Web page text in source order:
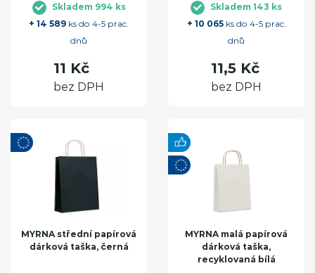
Skladem 994 ks
+ 14 589 ks do 4-5 prac.
dnů
11 Kč
bez DPH
Skladem 143 ks
+ 10 065ks do 4-5 prac.
dnů
11,5 Kč
bez DPH
MYRNA střední papírová
dárková taška, černá
MYRNA malá papírová
dárková taška,
recyklovaná bílá